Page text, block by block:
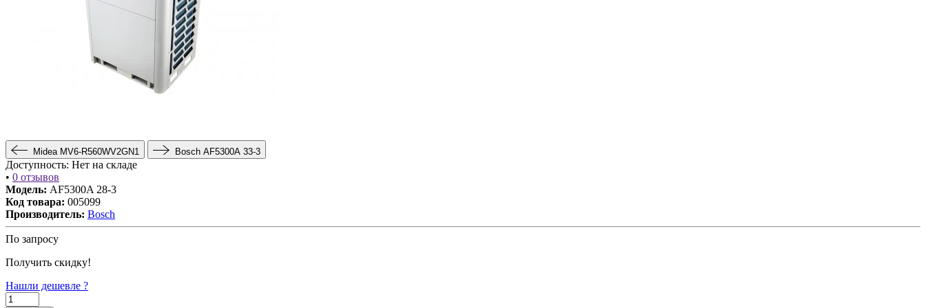
Midea MV6-R560WV2GN1 Bosch AF5300A 33-3
Доступность: Нет на складе
• 0 отзывов
Модель: AF5300A 28-3
Код товара: 005099
Производитель: Bosch
По запросу
Получить скидку!
Нашли дешевле ?